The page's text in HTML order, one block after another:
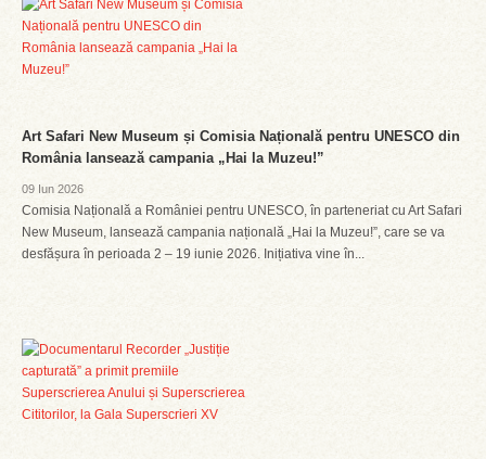
Art Safari New Museum și Comisia Națională pentru UNESCO din
România lansează campania „Hai la Muzeu!”
09 Iun 2026
Comisia Națională a României pentru UNESCO, în parteneriat cu Art Safari
New Museum, lansează campania națională „Hai la Muzeu!”, care se va
desfășura în perioada 2 – 19 iunie 2026. Inițiativa vine în...